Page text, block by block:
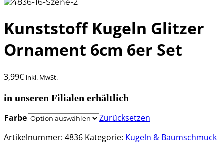
Kunststoff Kugeln Glitzer
Ornament 6cm 6er Set
3,99€ inkl. MwSt.
in unseren Filialen erhältlich
Farbe
Zurücksetzen
Artikelnummer: 4836 Kategorie: Kugeln & Baumschmuck